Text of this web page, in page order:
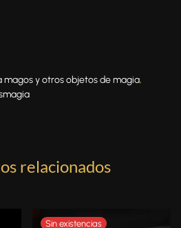
magos y otros objetos de magia,
relacionados